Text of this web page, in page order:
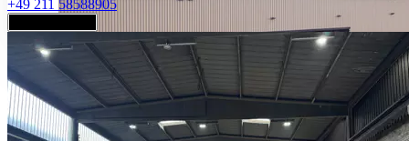
+49 211 58588905